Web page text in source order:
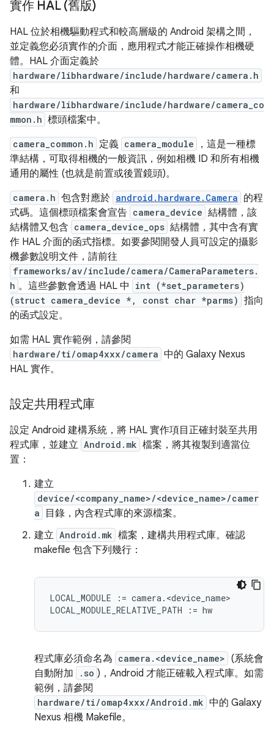
實作 HAL (舊版)
HAL 位於相機驅動程式和較高層級的 Android 架構之間，
並定義您必須實作的介面，應用程式才能正確操作相機硬
體。HAL 介面定義於
hardware/libhardware/include/hardware/camera.h
和
hardware/libhardware/include/hardware/camera_co
mmon.h 標頭檔案中。
camera_common.h 定義 camera_module
，這是一種標
準結構，可取得相機的一般資訊，例如相機 ID 和所有相機
通用的屬性 (也就是前置或後置鏡頭)。
camera.h 包含對應於 android.hardware.Camera 的程
式碼。這個標頭檔案會宣告 camera_device 結構體，該
結構體又包含 camera_device_ops 結構體，其中含有實
作 HAL 介面的函式指標。如要參閱開發人員可設定的攝影
機參數說明文件，請前往
frameworks/av/include/camera/CameraParameters.
h 。這些參數會透過 HAL 中
int (*set_parameters)
(struct camera_device *, const char *parms) 指向
的函式設定。
如需 HAL 實作範例，請參閱
hardware/ti/omap4xxx/camera 中的 Galaxy Nexus
HAL 實作。
設定共用程式庫
設定 Android 建構系統，將 HAL 實作項目正確封裝至共用
程式庫，並建立 Android.mk 檔案，將其複製到適當位
置：
建立
device/<company_name>/<device_name>/camer
a
目錄，內含程式庫的來源檔案。
建立 Android.mk 檔案，建構共用程式庫。確認
makefile 包含下列幾行：
LOCAL_MODULE := camera.<device_name>
程式庫必須命名為 camera.<device_name> (系統會
自動附加
.so )，Android 才能正確載入程式庫。如需
範例，請參閱
hardware/ti/omap4xxx/Android.mk 中的 Galaxy
Nexus 相機 Makefile。